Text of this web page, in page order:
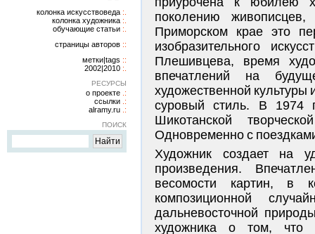
колонка искусствоведа
колонка художника
обучающие статьи
страницы авторов
метки|tags
2002|2010
РЕСУРСЫ
о проекте
ссылки
alramy.ru
ПОИСК
поколению
Приморском крае это
изобразительного
Плешивцева, время
впечатлений на
художественной культуры
суровый стиль. В 1974
Шикотанской
Одновременно с
Художник создает на
произведения.
весомости картин, в
композиционной
дальневосточной
художника о том,